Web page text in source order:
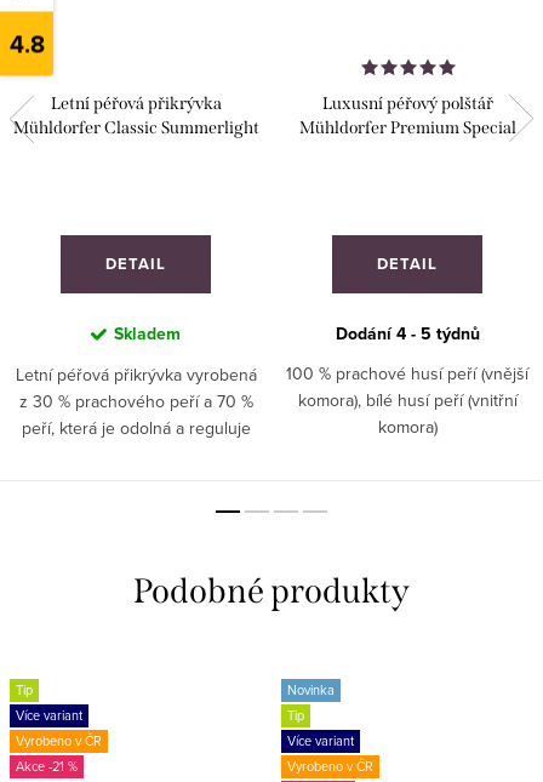
Letní péřová přikrývka
Mühldorfer Classic Summerlight
DETAIL
Skladem
Letní péřová přikrývka vyrobená
z 30 % prachového peří a 70 %
peří, která je odolná a reguluje
Luxusní péřový polštář
Mühldorfer Premium Special
DETAIL
Dodání 4 - 5 týdnů
100 % prachové husí peří (vnější
komora), bílé husí peří (vnitřní
komora)
Tip
Více variant
Vyrobeno v ČR
-21 %
Novinka
Tip
Více variant
Vyrobeno v ČR
4.8